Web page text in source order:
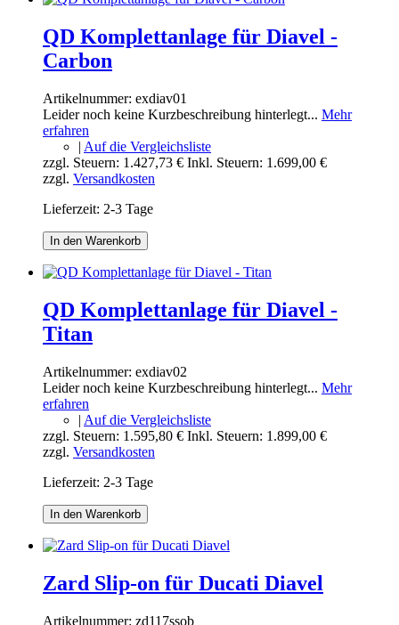
QD Komplettanlage für Diavel -
Carbon
Artikelnummer: exdiav01
Leider noch keine Kurzbeschreibung hinterlegt... Mehr
erfahren
| Auf die Vergleichsliste
zzgl. Steuern: 1.427,73 € Inkl. Steuern: 1.699,00 €
zzgl. Versandkosten
Lieferzeit: 2-3 Tage
In den Warenkorb
QD Komplettanlage für Diavel -
Titan
Artikelnummer: exdiav02
Leider noch keine Kurzbeschreibung hinterlegt... Mehr
erfahren
| Auf die Vergleichsliste
zzgl. Steuern: 1.595,80 € Inkl. Steuern: 1.899,00 €
zzgl. Versandkosten
Lieferzeit: 2-3 Tage
In den Warenkorb
Zard Slip-on für Ducati Diavel
Artikelnummer: zd117ssob